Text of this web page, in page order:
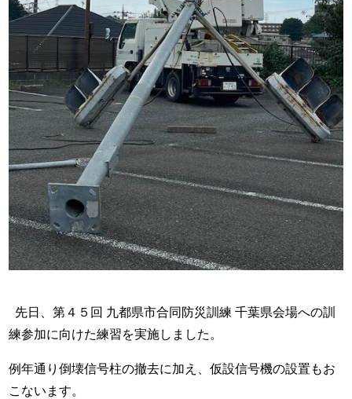
先日、第４５回 九都県市合同防災訓練 千葉県会場への訓
練参加に向けた練習を実施しました。
例年通り倒壊信号柱の撤去に加え、仮設信号機の設置もお
こないます。